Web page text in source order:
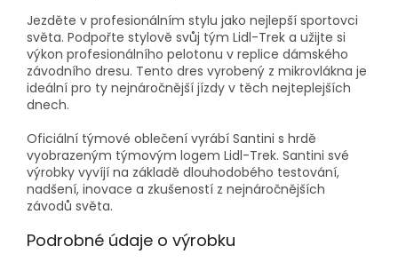
Jezděte v profesionálním stylu jako nejlepší sportovci
světa. Podpořte stylově svůj tým Lidl-Trek a užijte si
výkon profesionálního pelotonu v replice dámského
závodního dresu. Tento dres vyrobený z mikrovlákna je
ideální pro ty nejnáročnější jízdy v těch nejteplejších
dnech.
Oficiální týmové oblečení vyrábí Santini s hrdě
vyobrazeným týmovým logem Lidl-Trek. Santini své
výrobky vyvíjí na základě dlouhodobého testování,
nadšení, inovace a zkušeností z nejnáročnějších
závodů světa.
Podrobné údaje o výrobku